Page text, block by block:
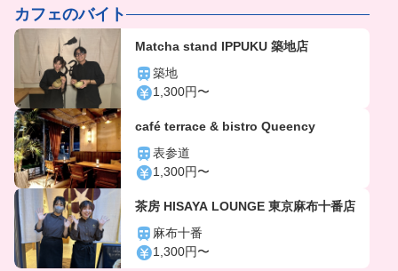
カフェのバイト
Matcha stand IPPUKU 築地店
築地
1,300円〜
café terrace & bistro Queency
表参道
1,300円〜
茶房 HISAYA LOUNGE 東京麻布十番店
麻布十番
1,300円〜